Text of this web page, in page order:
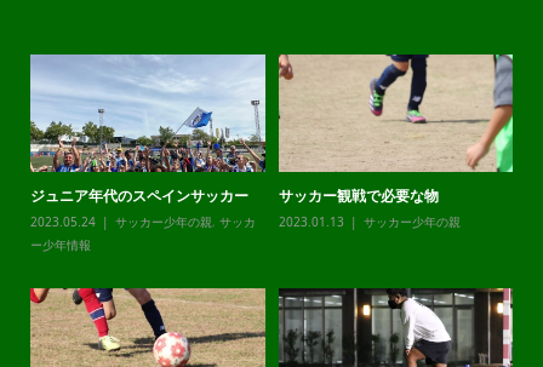
ジュニア年代のスペインサッカー
2023.05.24 サッカー少年の親, サッカ
ー少年情報
サッカー観戦で必要な物
2023.01.13 サッカー少年の親